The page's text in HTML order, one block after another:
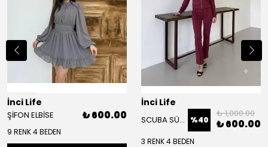
İnci Life
ŞİFON ELBİSE ₺ 600.00
9 RENK 4 BEDEN
İnci Life
SCUBA SÜET CEKET TAKIM %40
₺ 1,000.00
₺ 600.00
3 RENK 4 BEDEN